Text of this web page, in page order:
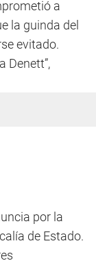
a
la guinda del
evitado.
Denett”,
por la
de Estado.